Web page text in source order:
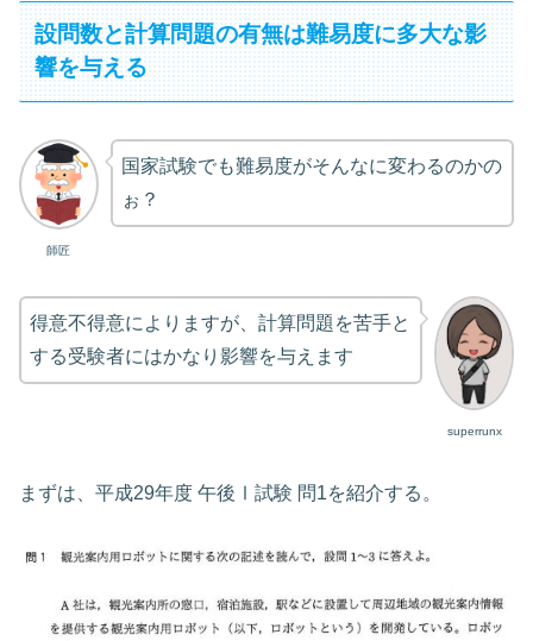
設問数と計算問題の有無は難易度に多大な影
響を与える
師匠
国家試験でも難易度がそんなに変わるのかの
ぉ？
superrunx
得意不得意によりますが、計算問題を苦手と
する受験者にはかなり影響を与えます
まずは、平成29年度 午後Ⅰ試験 問1を紹介する。